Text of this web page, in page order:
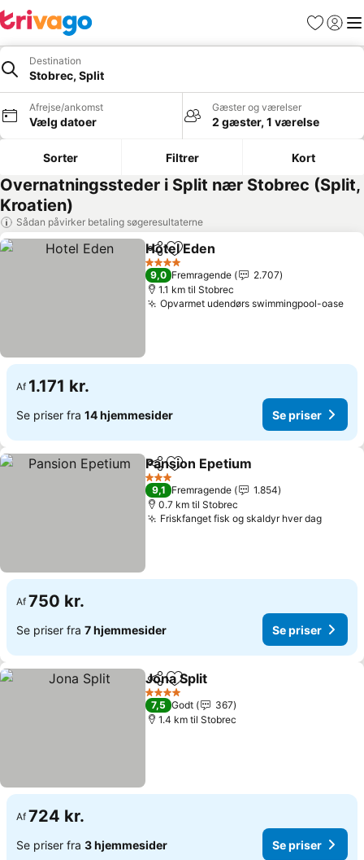
Favoritter
Log ind
Destination
Stobrec, Split
Afrejse/ankomst
Vælg datoer
Gæster og værelser
2 gæster, 1 værelse
Sorter Filtrer Kort
Overnatningssteder i Split nær Stobrec (Split,
Kroatien)
Sådan påvirker betaling søgeresultaterne
Del Føj til favoritter
Hotel Eden
4 Stjerner
9,0 Fremragende
2.707
1.1 km til Stobrec
Opvarmet udendørs swimmingpool-oase
Af 1.171 kr.
Se priser fra 14 hjemmesider Se priser
Del Føj til favoritter
Pansion Epetium
3 Stjerner
9,1 Fremragende
1.854
0.7 km til Stobrec
Friskfanget fisk og skaldyr hver dag
Af 750 kr.
Se priser fra 7 hjemmesider Se priser
Del Føj til favoritter
Jona Split
4 Stjerner
7,5 Godt
367
1.4 km til Stobrec
Af 724 kr.
Se priser fra 3 hjemmesider Se priser